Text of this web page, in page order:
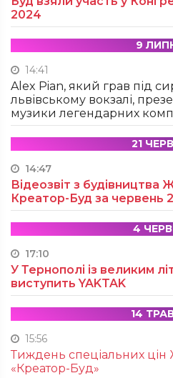
2024
9
14:41
Alex Pian, який грав під
львівському вокзалі,
музики легендарних
21
14:47
Відеозвіт з будівництва
Креатор-Буд за червень
4
17:10
У Тернополі із великим
виступить YAKTAK
14
15:56
Тиждень спеціальних цін
«Креатор-Буд»